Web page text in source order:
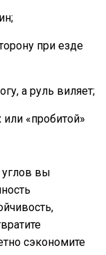
при езде
а руль виляет;
«пробитой»
углов вы
сэкономите